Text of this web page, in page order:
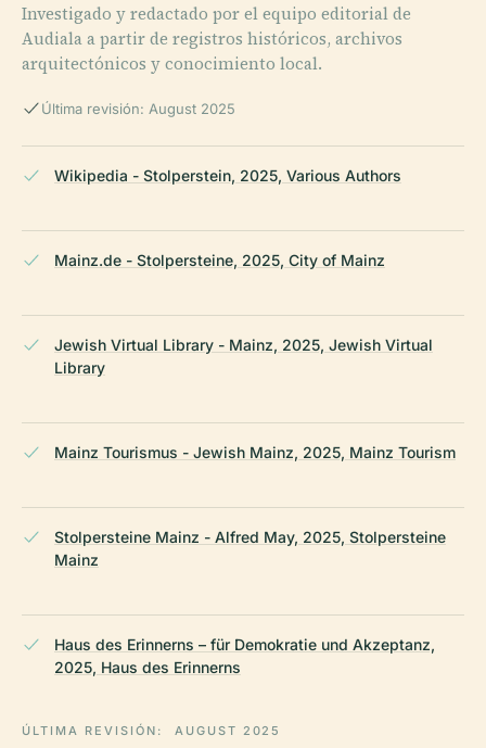
Investigado y redactado por el equipo editorial de
Audiala a partir de registros históricos, archivos
arquitectónicos y conocimiento local.
Última revisión: August 2025
Wikipedia - Stolperstein, 2025, Various Authors
Mainz.de - Stolpersteine, 2025, City of Mainz
Jewish Virtual Library - Mainz, 2025, Jewish Virtual
Library
Mainz Tourismus - Jewish Mainz, 2025, Mainz Tourism
Stolpersteine Mainz - Alfred May, 2025, Stolpersteine
Mainz
Haus des Erinnerns – für Demokratie und Akzeptanz,
2025, Haus des Erinnerns
ÚLTIMA REVISIÓN: AUGUST 2025